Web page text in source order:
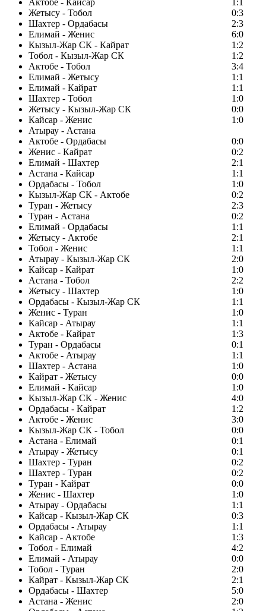
Актобе - Кайсар
1:1
Жетысу - Тобол
0:3
Шахтер - Ордабасы
2:3
Елимай - Женис
6:0
Кызыл-Жар СК - Кайрат
1:2
Тобол - Кызыл-Жар СК
1:2
Актобе - Тобол
3:4
Елимай - Жетысу
1:1
Елимай - Кайрат
1:1
Шахтер - Тобол
1:0
Жетысу - Кызыл-Жар СК
0:0
Кайсар - Женис
1:0
Атырау - Астана
Актобе - Ордабасы
0:0
Женис - Кайрат
0:2
Елимай - Шахтер
2:1
Астана - Кайсар
1:1
Ордабасы - Тобол
1:0
Кызыл-Жар СК - Актобе
0:2
Туран - Жетысу
2:3
Туран - Астана
0:2
Елимай - Ордабасы
1:1
Жетысу - Актобе
2:1
Тобол - Женис
1:1
Атырау - Кызыл-Жар СК
2:0
Кайсар - Кайрат
1:0
Астана - Тобол
2:2
Жетысу - Шахтер
1:0
Ордабасы - Кызыл-Жар СК
1:1
Женис - Туран
1:0
Кайсар - Атырау
1:1
Актобе - Кайрат
1:3
Туран - Ордабасы
0:1
Актобе - Атырау
1:1
Шахтер - Астана
1:0
Кайрат - Жетысу
0:0
Елимай - Кайсар
1:0
Кызыл-Жар СК - Женис
4:0
Ордабасы - Кайрат
1:2
Актобе - Женис
3:0
Кызыл-Жар СК - Тобол
0:0
Астана - Елимай
0:1
Атырау - Жетысу
0:1
Шахтер - Туран
0:2
Шахтер - Туран
0:2
Туран - Кайрат
0:0
Женис - Шахтер
1:0
Атырау - Ордабасы
1:1
Кайсар - Кызыл-Жар СК
0:3
Ордабасы - Атырау
1:1
Кайсар - Актобе
1:3
Тобол - Елимай
4:2
Елимай - Атырау
0:0
Тобол - Туран
2:0
Кайрат - Кызыл-Жар СК
2:1
Ордабасы - Шахтер
5:0
Астана - Женис
2:0